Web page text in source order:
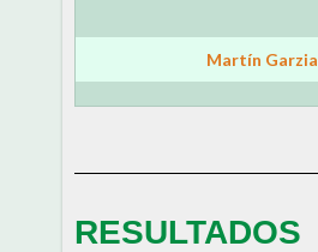
Martín Garzia
RESULTADOS